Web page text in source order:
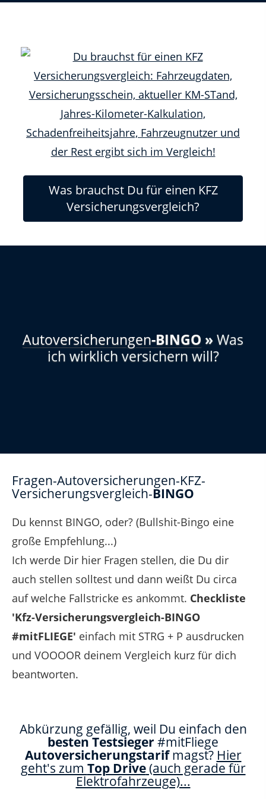
Was brauchst Du für einen KFZ
Versicherungsvergleich?
Autoversicherungen-BINGO »Was
ich wirklich versichern will?
Fragen-Autoversicherungen-KFZ-
Versicherungsvergleich-BINGO
Du kennst BINGO, oder? (Bullshit-Bingo eine
große Empfehlung...)
Ich werde Dir hier Fragen stellen, die Du dir
auch stellen solltest und dann weißt Du circa
auf welche Fallstricke es ankommt. Checkliste
'Kfz-Versicherungsvergleich-BINGO
#mitFLIEGE' einfach mit STRG + P ausdrucken
und VOOOOR deinem Vergleich kurz für dich
beantworten.
Abkürzung gefällig, weil Du einfach den
besten Testsieger #mitFliege
Autoversicherungstarifmagst? Hier
geht's zum Top Drive(auch gerade für
Elektrofahrzeuge)...